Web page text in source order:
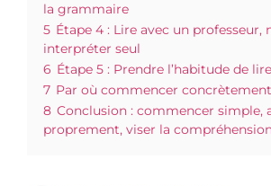
la grammaire
5 Étape 4 : Lire avec un professeur,
interpréter seul
6 Étape 5 : Prendre l’habitude de
7 Par où commencer
8 Conclusion : commencer simple,
proprement, viser la